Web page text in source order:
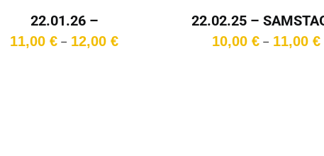
22.01.26 –
DONNERSTAG – 15:30
Uhr
11,00 € – 12,00 €Preisspanne:
22.02.25 –
15:00 Uhr
10,00 € – 11,00 €